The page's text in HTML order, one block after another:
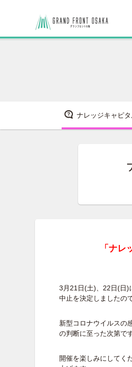
ナレッジキャピ
「ナレ
3月21日(土)、22日(日)
中止を決定しましたの
新型コロナウイルスの
の判断に至った次第です
開催を楽しみにしてく